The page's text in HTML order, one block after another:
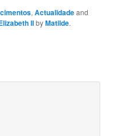
,Actualidadeand
IIbyMatilde.